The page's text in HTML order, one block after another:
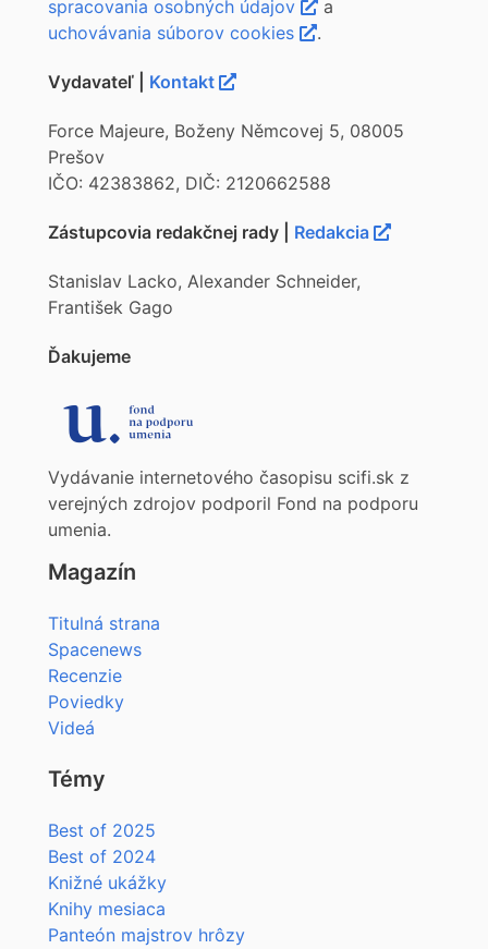
spracovania osobných údajov
a
uchovávania súborov cookies
.
Vydavateľ | Kontakt
Force Majeure, Boženy Němcovej 5, 08005
Prešov
IČO: 42383862, DIČ: 2120662588
Zástupcovia redakčnej rady | Redakcia
Stanislav Lacko, Alexander Schneider,
František Gago
Ďakujeme
Vydávanie internetového časopisu scifi.sk z
verejných zdrojov podporil Fond na podporu
umenia.
Magazín
Titulná strana
Spacenews
Recenzie
Poviedky
Videá
Témy
Best of 2025
Best of 2024
Knižné ukážky
Knihy mesiaca
Panteón majstrov hrôzy